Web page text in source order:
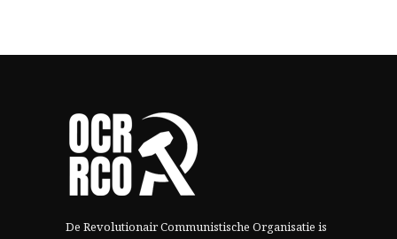
De Revolutionair Communistische Organisatie is